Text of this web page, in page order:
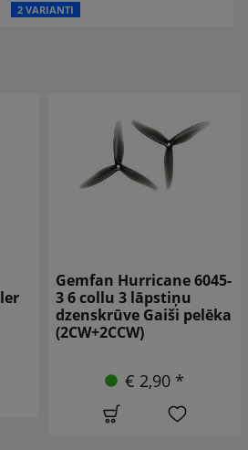
2 VARIANTI
Gemfan Hurricane 6045-
3 6 collu 3 lāpstiņu
dzenskrūve Gaiši pelēka
(2CW+2CCW)
€ 2,90 *